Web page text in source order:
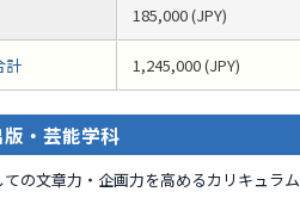
185,000 (JPY)
計 1,245,000 (JPY)
・芸能学科
の文章力・企画力を高めるカリキュラム